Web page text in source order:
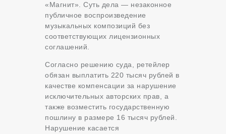
«Магнит». Суть дела — незаконное
публичное воспроизведение
музыкальных композиций без
соответствующих лицензионных
соглашений.
Согласно решению суда, ретейлер
обязан выплатить 220 тысяч рублей в
качестве компенсации за нарушение
исключительных авторских прав, а
также возместить государственную
пошлину в размере 16 тысяч рублей.
Нарушение касается